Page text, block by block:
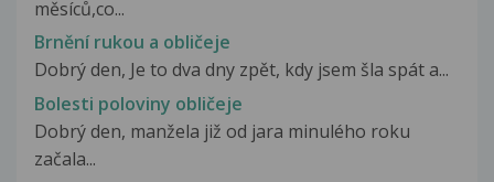
měsíců,co...
Brnění rukou a obličeje
Dobrý den, Je to dva dny zpět, kdy jsem šla spát a...
Bolesti poloviny obličeje
Dobrý den, manžela již od jara minulého roku
začala...